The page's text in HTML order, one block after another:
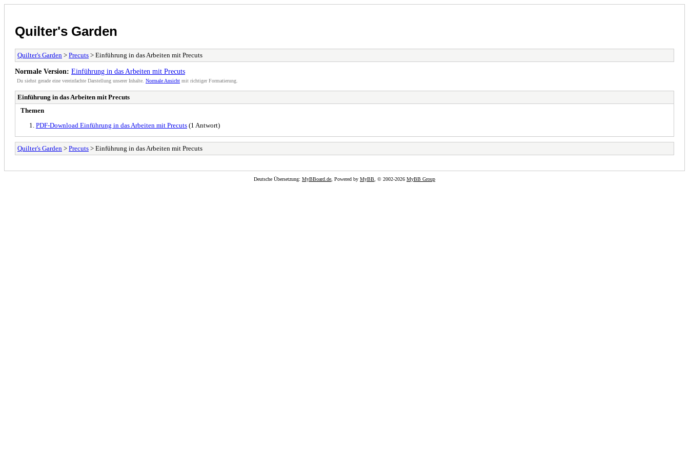
Quilter's Garden
Quilter's Garden > Precuts > Einführung in das Arbeiten mit Precuts
Normale Version: Einführung in das Arbeiten mit Precuts
Du siehst gerade eine vereinfachte Darstellung unserer Inhalte. Normale Ansicht mit richtiger Formatierung.
Einführung in das Arbeiten mit Precuts
Themen
PDF-Download Einführung in das Arbeiten mit Precuts (1 Antwort)
Quilter's Garden > Precuts > Einführung in das Arbeiten mit Precuts
Deutsche Übersetzung: MyBBoard.de , Powered by MyBB , © 2002-2026 MyBB Group